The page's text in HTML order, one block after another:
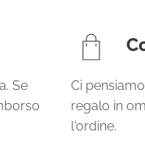
Se
Ci
regalo in
l'ordine.